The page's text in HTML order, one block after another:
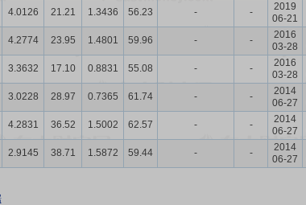
4.0126 21.21 1.3436 56.23 - -
2019
06-21
4.2774 23.95 1.4801 59.96 - -
2016
03-28
3.3632 17.10 0.8831 55.08 - -
2016
03-28
3.0228 28.97 0.7365 61.74 - -
2014
06-27
4.2831 36.52 1.5002 62.57 - -
2014
06-27
2.9145 38.71 1.5872 59.44 - -
2014
06-27